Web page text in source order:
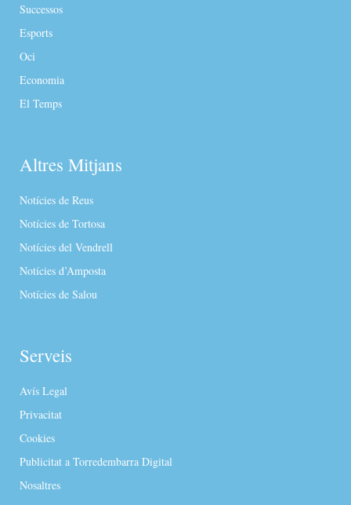
Successos
Esports
Oci
Economia
El Temps
Altres Mitjans
Notícies de Reus
Notícies de Tortosa
Notícies del Vendrell
Notícies d’Amposta
Notícies de Salou
Serveis
Avís Legal
Privacitat
Cookies
Publicitat a Torredembarra Digital
Nosaltres